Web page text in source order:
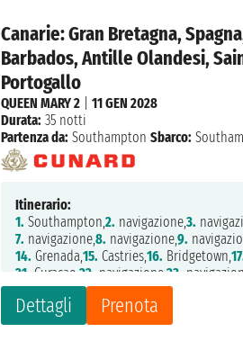
Canarie: Gran Bretagna,
Barbados, Antille Olandesi,
Portogallo
Dettagli Prenota
QUEEN MARY 2 |11 GEN 2028
Durata: 35 notti
Partenza da: Southampton Sbarco:
Itinerario:
1. Southampton,2. navigazione,3.
7. navigazione,8. navigazione,9.
14. Grenada,15. Castries,16. Bridgetown,
21. Curacao,22. navigazione,23.
28.navigazione,29.navigazione,
35.navigazione, 36.Southampton